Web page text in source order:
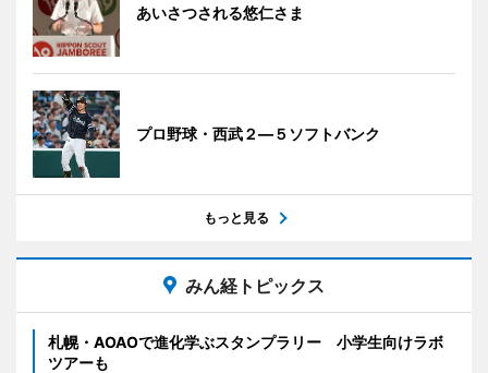
あいさつされる悠仁さま
プロ野球・西武２―５ソフトバンク
もっと見る
みん経トピックス
札幌・AOAOで進化学ぶスタンプラリー 小学生向けラボ
ツアーも